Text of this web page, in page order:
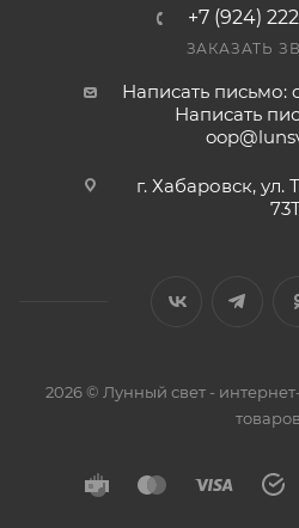
+7 (924)
ЗАКАЗАТЬ
Написать письмо:
Написать
г. Хабаровск, ул.
2026 © Лунный свет -
товаров